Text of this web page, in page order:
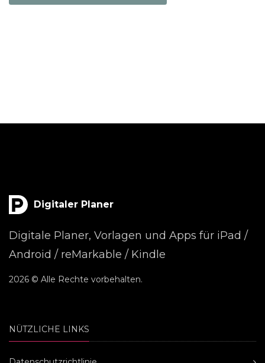
Digitaler Planer
Digitale Planer, Vorlagen und Apps für iPad /
Android / reMarkable / Kindle
2026 © Alle Rechte vorbehalten.
NÜTZLICHE LINKS